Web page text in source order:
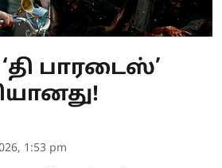
பாரடைஸ்’
1:53 pm